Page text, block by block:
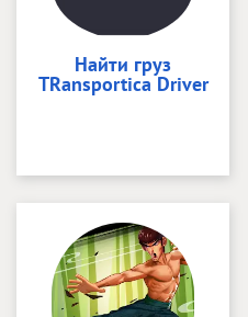
Найти груз
TRansportica Driver